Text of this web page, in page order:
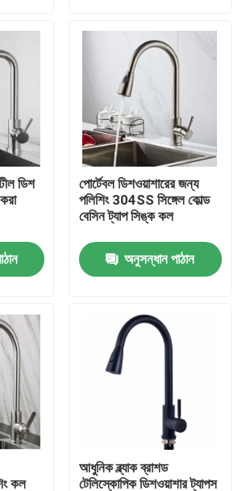
কল
ডিশ
পোর্টেবল ডিশওয়াশারের জন্য
পলিশিং 304SS সিঙ্গেল কোল্ড
বেসিন ট্যাপ সিঙ্ক কল
অনুসন্ধান পাঠান
কল
আধুনিক ব্ল্যাক ব্রাশড
টেলিস্কোপিক ডিশওয়াশার ট্যাপস